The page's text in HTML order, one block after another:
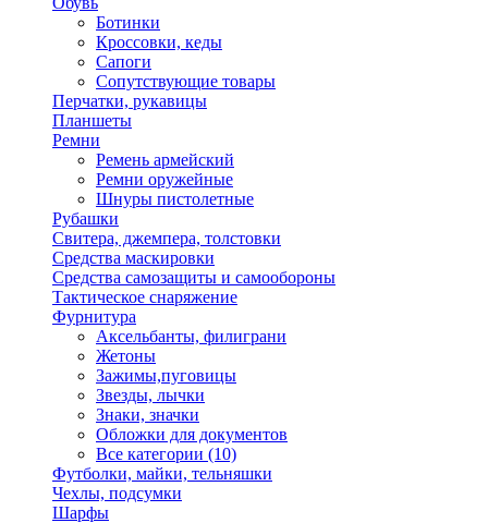
Ботинки
Кроссовки, кеды
Сапоги
Сопутствующие товары
Перчатки, рукавицы
Планшеты
Ремни
Ремень армейский
Ремни оружейные
Шнуры пистолетные
Рубашки
Свитера, джемпера, толстовки
Средства маскировки
Средства самозащиты и самообороны
Тактическое снаряжение
Фурнитура
Аксельбанты, филиграни
Жетоны
Зажимы,пуговицы
Звезды, лычки
Знаки, значки
Обложки для документов
Все категории (10)
Футболки, майки, тельняшки
Чехлы, подсумки
Шарфы